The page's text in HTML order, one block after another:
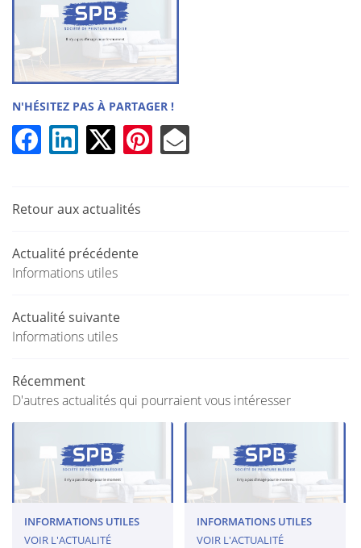
INTÉRIEURE
THERMIQUE
EN IMAGE
AVIS
CONTACT
N'HÉSITEZ PAS À PARTAGER !
Retour aux actualités
Actualité précédente
Informations utiles
Actualité suivante
Informations utiles
Récemment
D'autres actualités qui pourraient vous intéresser
INFORMATIONS UTILES
VOIR L'ACTUALITÉ
INFORMATIONS UTILES
VOIR L'ACTUALITÉ